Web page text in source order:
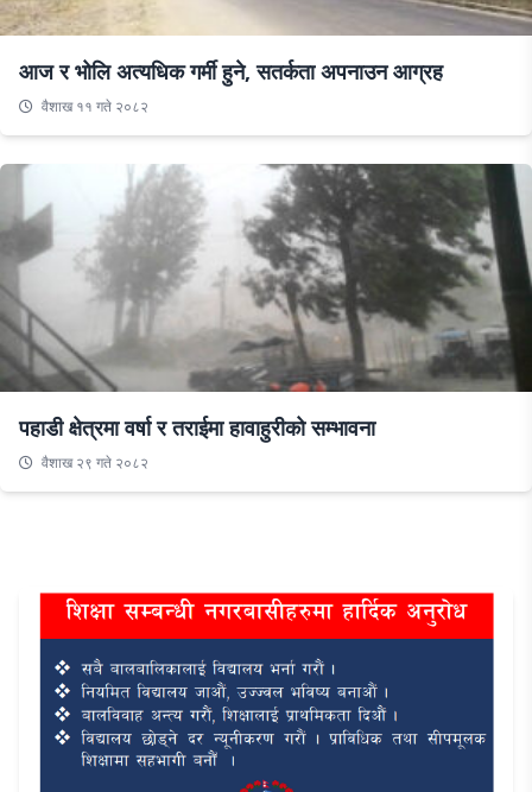
आज र भोलि अत्यधिक गर्मी हुने, सतर्कता अपनाउन आग्रह
वैशाख ११ गते २०८२
पहाडी क्षेत्रमा वर्षा र तराईमा हावाहुरीको सम्भावना
वैशाख २९ गते २०८२